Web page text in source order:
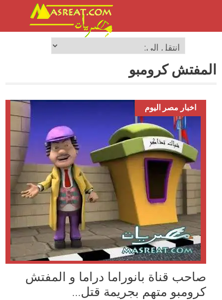
المفتش كرومبو
اخبار مصر اليوم
صاحب قناة بانوراما دراما و المفتش
كرومبو متهم بجريمة قتل...